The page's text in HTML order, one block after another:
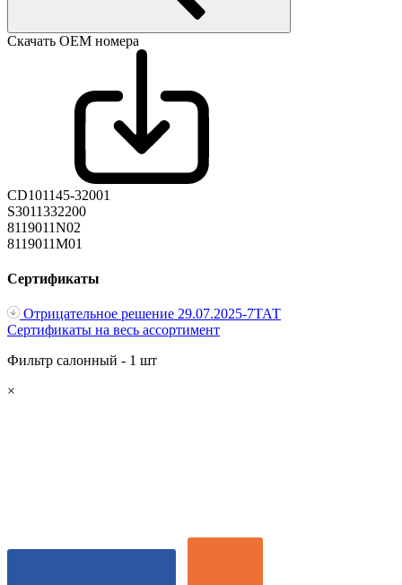
Скачать ОЕМ номера
CD101145-32001
S3011332200
8119011N02
8119011M01
Сертификаты
Отрицательное решение 29.07.2025-7ТАТ
Сертификаты на весь ассортимент
Фильтр салонный - 1 шт
×